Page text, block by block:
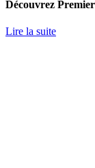
Découvrez
Lire la suite